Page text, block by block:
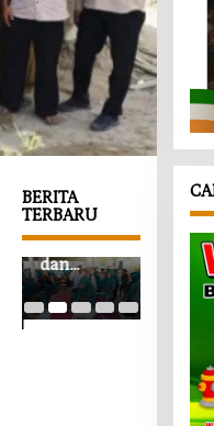
BERITA
TERBARU
‎Gayatri
dan
Pendidika
n Jadi
Warga
o
a